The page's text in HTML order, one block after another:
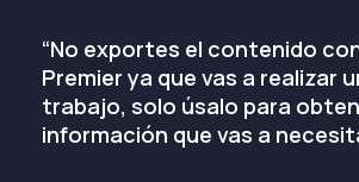
“No exportes el contenido
Premier ya que vas a realizar
trabajo, solo úsalo para
información que vas a